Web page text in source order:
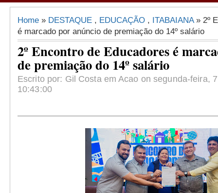
Home » DESTAQUE , EDUCAÇÃO , ITABAIANA» 2º
é marcado por anúncio de premiação do 14º salário
2º Encontro de Educadores é
de premiação do 14º salário
Escrito por: Gil Costa em Acao on segunda-feira,
10:43:00